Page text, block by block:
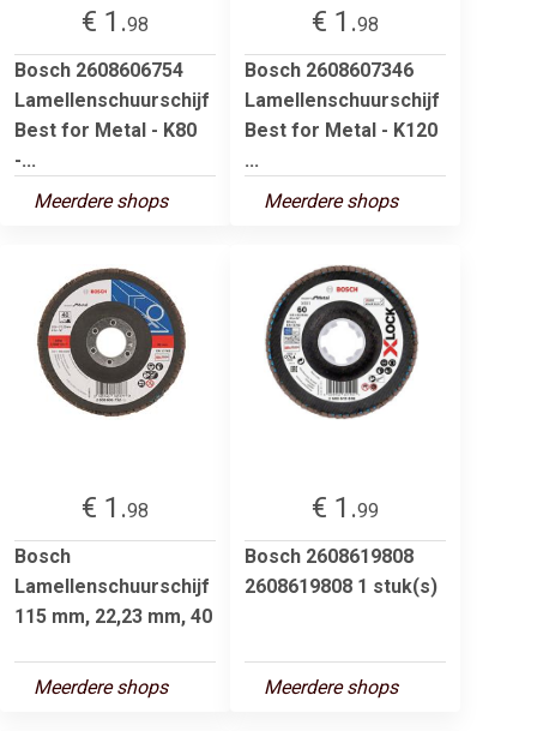
€ 1.98
Bosch 2608606754
Lamellenschuurschijf
Best for Metal - K80
-...
Meerdere shops
€ 1.98
Bosch 2608607346
Lamellenschuurschijf
Best for Metal - K120
...
Meerdere shops
€ 1.98
Bosch
Lamellenschuurschijf
115 mm, 22,23 mm, 40
Meerdere shops
€ 1.99
Bosch 2608619808
2608619808 1 stuk(s)
Meerdere shops